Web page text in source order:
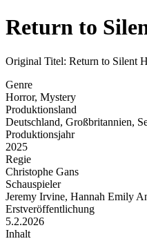
Return to
Original Titel: Return to Silent
Genre
Horror, Mystery
Produktionsland
Deutschland, Großbritannien,
Produktionsjahr
2025
Regie
Christophe Gans
Schauspieler
Jeremy Irvine, Hannah Emily
Erstveröffentlichung
5.2.2026
Inhalt